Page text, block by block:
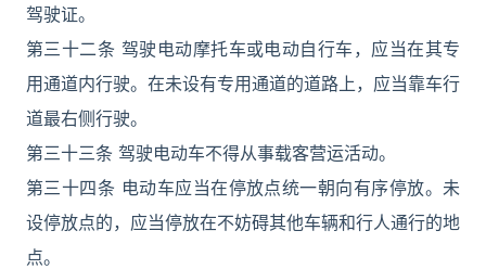
驾驶证。
第三十二条 驾驶电动摩托车或电动自行车，应当在其专
用通道内行驶。在未设有专用通道的道路上，应当靠车行
道最右侧行驶。
第三十三条 驾驶电动车不得从事载客营运活动。
第三十四条 电动车应当在停放点统一朝向有序停放。未
设停放点的，应当停放在不妨碍其他车辆和行人通行的地
点。